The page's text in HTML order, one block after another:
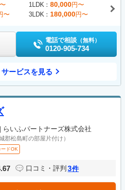
1LDK 80,000円〜
〜 3LDK 180,000円〜
電話で相談 （無料）
0120-905-734
ービスを見る
らいふパートナーズ株式会社
郡松島町の部屋片付け）
ードOK
口コミ・評判 3件